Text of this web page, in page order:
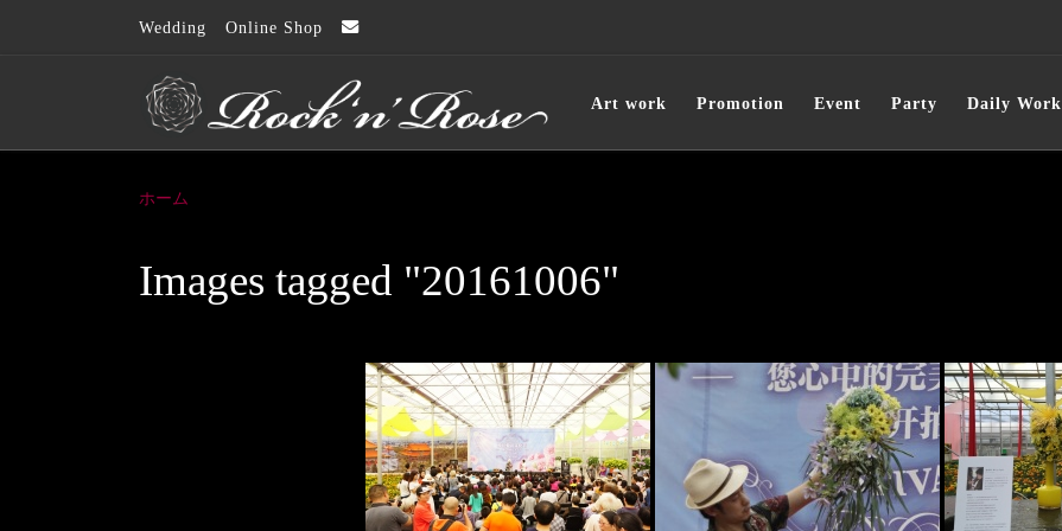
コンテンツへスキップ
Wedding Online Shop
Art work Promotion Event Party Daily Work
ホーム
Images tagged "20161006"